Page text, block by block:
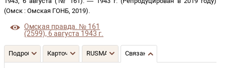
(Омск : Омская ГОНБ, 2019).
Омская правда. № 161
(2599), 6 августа 1943 г.
Подробнее Карточка RUSMARC Связанные записи